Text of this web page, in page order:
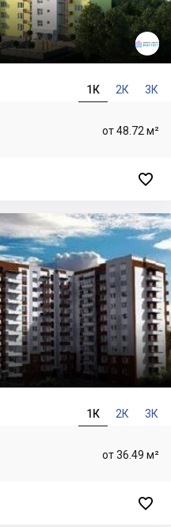
1К 2К 3К
от 48.72 м²

1К 2К 3К
от 36.49 м²
